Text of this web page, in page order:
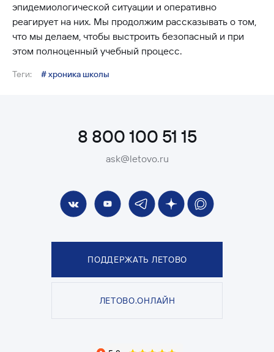
эпидемиологической ситуации и оперативно
реагирует на них. Мы продолжим рассказывать о том,
что мы делаем, чтобы выстроить безопасный и при
этом полноценный учебный процесс.
Теги: # хроника школы
8 800 100 51 15
ask@letovo.ru
ПОДДЕРЖАТЬ ЛЕТОВО
ЛЕТОВО.ОНЛАЙН